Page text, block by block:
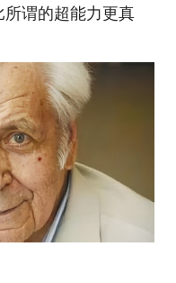
谓的超能力更真